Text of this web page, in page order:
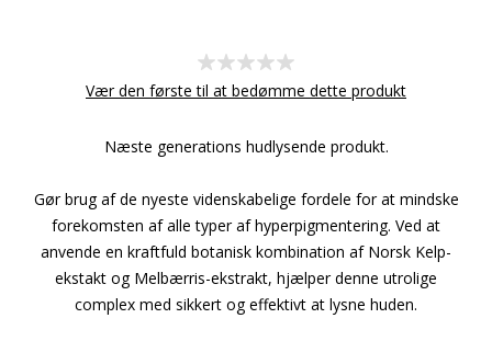
Vær den første til at bedømme dette produkt
Næste generations hudlysende produkt.
Gør brug af de nyeste videnskabelige fordele for at mindske
forekomsten af alle typer af hyperpigmentering. Ved at
anvende en kraftfuld botanisk kombination af Norsk Kelp-
ekstakt og Melbærris-ekstrakt, hjælper denne utrolige
complex med sikkert og effektivt at lysne huden.